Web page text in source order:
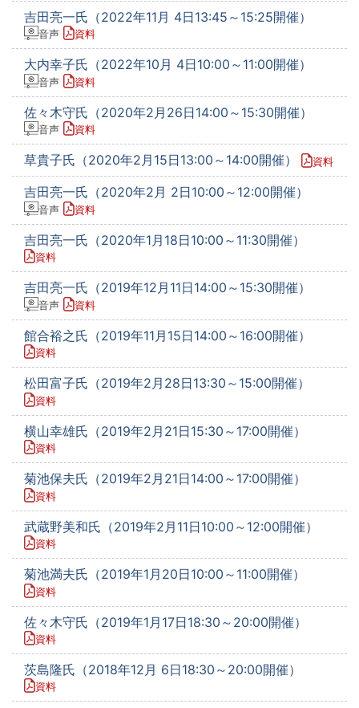
吉田亮一氏（2022年11月 4日13:45～15:25開催）
音声 資料
大内幸子氏（2022年10月 4日10:00～11:00開催）
音声 資料
佐々木守氏（2020年2月26日14:00～15:30開催）
音声 資料
草貴子氏（2020年2月15日13:00～14:00開催） 資料
吉田亮一氏（2020年2月 2日10:00～12:00開催）
音声 資料
吉田亮一氏（2020年1月18日10:00～11:30開催）
資料
吉田亮一氏（2019年12月11日14:00～15:30開催）
音声 資料
館合裕之氏（2019年11月15日14:00～16:00開催）
資料
松田富子氏（2019年2月28日13:30～15:00開催）
資料
横山幸雄氏（2019年2月21日15:30～17:00開催）
資料
菊池保夫氏（2019年2月21日14:00～17:00開催）
資料
武蔵野美和氏（2019年2月11日10:00～12:00開催）
資料
菊池満夫氏（2019年1月20日10:00～11:00開催）
資料
佐々木守氏（2019年1月17日18:30～20:00開催）
資料
茨島隆氏（2018年12月 6日18:30～20:00開催）
資料